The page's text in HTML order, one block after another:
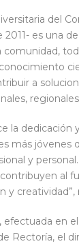
del
2011- es una
comunidad,
a
la dedicación
más jóvenes
y personal.
al
y creatividad”,
efectuada en
Rectoría, el